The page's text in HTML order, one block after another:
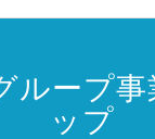
ループ事
ップ